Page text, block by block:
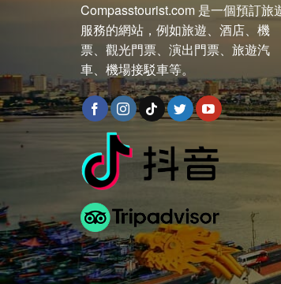
Compasstourist.com 是一個預訂旅
服務的網站，例如旅遊、酒店、機
票、觀光門票、演出門票、旅遊汽
車、機場接駁車等。